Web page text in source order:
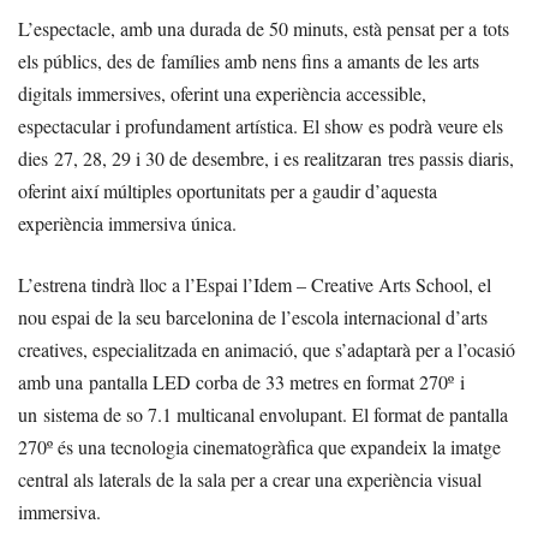
L’espectacle, amb una durada de 50 minuts, està pensat per a tots
els públics, des de famílies amb nens fins a amants de les arts
digitals immersives, oferint una experiència accessible,
espectacular i profundament artística. El show es podrà veure els
dies 27, 28, 29 i 30 de desembre, i es realitzaran tres passis diaris,
oferint així múltiples oportunitats per a gaudir d’aquesta
experiència immersiva única.
L’estrena tindrà lloc a l’Espai l’Idem – Creative Arts School, el
nou espai de la seu barcelonina de l’escola internacional d’arts
creatives, especialitzada en animació, que s’adaptarà per a l’ocasió
amb una pantalla LED corba de 33 metres en format 270º i
un sistema de so 7.1 multicanal envolupant. El format de pantalla
270º és una tecnologia cinematogràfica que expandeix la imatge
central als laterals de la sala per a crear una experiència visual
immersiva.